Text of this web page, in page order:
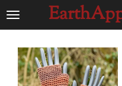
Ga
hoofdinhoud